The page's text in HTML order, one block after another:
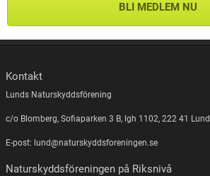
BLI MEDLEM NU
Kontakt
Lunds Naturskyddsförening
c/o Blomberg, Sofiaparken 3 B, lgh 1102, 222 41 Lund
E-post: lund@naturskyddsforeningen.se
Naturskyddsföreningen på Riksnivå